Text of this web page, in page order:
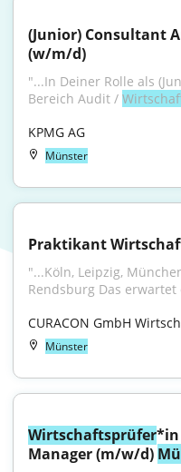
(Junior) Consultant
(w/m/d)
"...In Deiner Rolle als
Bereich Audit /
KPMG AG
Münster
Praktikant
"...Köln, Leipzig,
Rendsburg Das
CURACON GmbH
Münster
Wirtschaftsprüfer*in
Manager (m/w/d)